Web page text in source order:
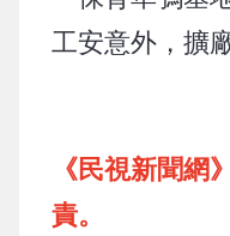
工安意外，擴
《民視新聞
責。